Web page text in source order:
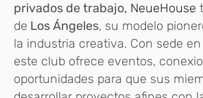
privados de trabajo, NeueHouse
de Los Ángeles, su modelo
la industria creativa. Con sede en
este club ofrece eventos,
oportunidades para que sus